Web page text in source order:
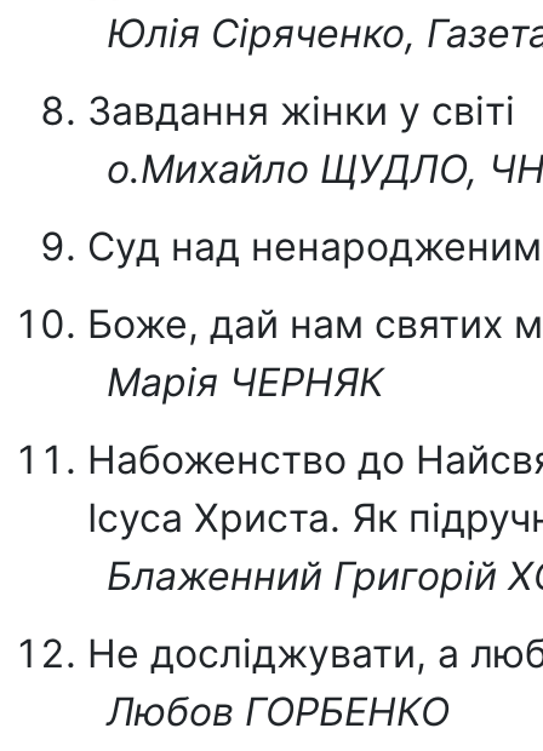
Юлія Сіряченко,
Завдання жінки у світі
о.Михайло ЩУДЛО,
Суд над ненародженим
Боже, дай нам святих
Марія ЧЕРНЯК
Набоженство до
Ісуса Христа. Як
Блаженний
Не досліджувати, а
Любов ГОРБЕНКО